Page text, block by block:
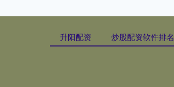
升阳配资 炒股配资软件排名